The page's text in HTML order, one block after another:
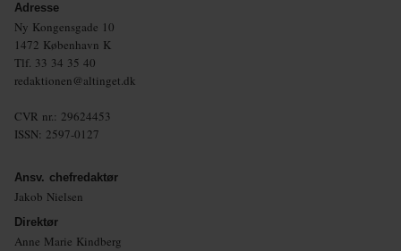
Adresse
Ny Kongensgade 10
1472 København K
Tlf. 33 34 35 40
redaktionen@altinget.dk
CVR nr.: 29624453
ISSN: 2597-0127
Ansv. chefredaktør
Jakob Nielsen
Direktør
Anne Marie Kindberg